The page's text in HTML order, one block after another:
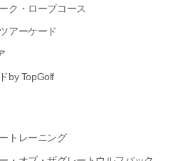
ク・ロープコース
アーケード
by TopGolf
トレーニング